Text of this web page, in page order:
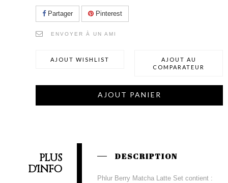
Partager Pinterest
ENVOYER À UN AMI
AJOUT WISHLIST
AJOUT AU
COMPARATEUR
AJOUT PANIER
PLUS
D'INFO
DESCRIPTION
Phlur Berry Matcha Latte Set contient :